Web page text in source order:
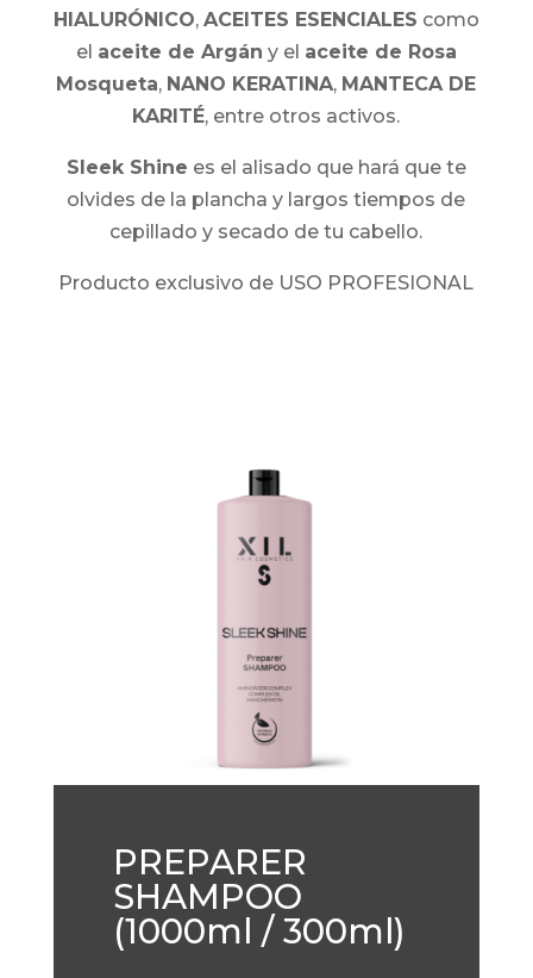
HIALURÓNICO, ACEITES ESENCIALES como
el aceite de Argán y el aceite de Rosa
Mosqueta, NANO KERATINA, MANTECA DE
KARITÉ, entre otros activos.
Sleek Shine es el alisado que hará que te
olvides de la plancha y largos tiempos de
cepillado y secado de tu cabello.
Producto exclusivo de USO PROFESIONAL
PREPARER
SHAMPOO
(1000ml / 300ml)